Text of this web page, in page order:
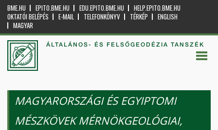
BME.HU EPITO.BME.HU EDU.EPITO.BME.HU
HELP.EPITO.BME.HU
OKTATÓI BELÉPÉS
E-MAIL TELEFONKÖNYV TÉRKÉP
ENGLISH
MAGYAR
ÁLTALÁNOS- ÉS FELSŐGEODÉZIA TANSZÉK
MAGYARORSZÁGI ÉS EGYIPTOMI
MÉSZKÖVEK MÉRNÖKGEOLÓGIAI,